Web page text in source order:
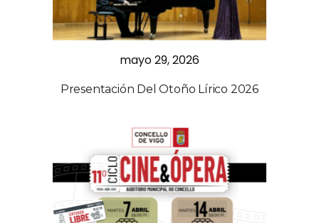
mayo 29, 2026
Presentación Del Otoño Lírico 2026